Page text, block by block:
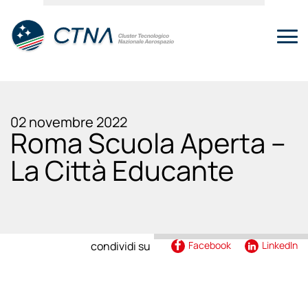
02 novembre 2022
Roma Scuola Aperta –
La Città Educante
condividi su Facebook LinkedIn